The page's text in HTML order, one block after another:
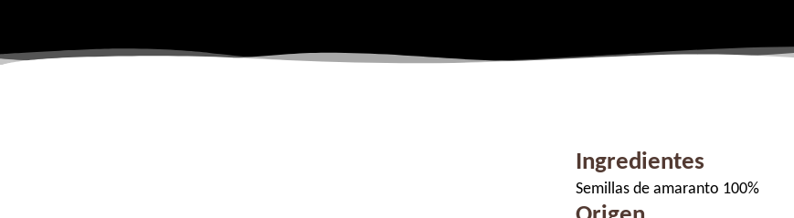
Ingredientes
Semillas de amaranto 100%